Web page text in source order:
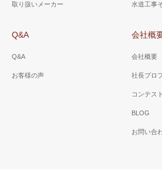
取り扱いメーカー 水道工事
Q&A
Q&A
お客様の声
会社概
会社概要
社長プロ
コンテス
BLOG
お問い合